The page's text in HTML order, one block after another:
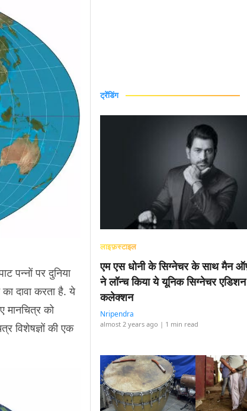
पन्नों पर दुनिया
दावा करता है. ये
मानचित्र को
विशेषज्ञों की एक
ट्रेंडिंग
लाइफ़स्टाइल
एम एस धोनी के सिग्नेचर के साथ मैन
ने लॉन्च किया ये यूनिक सिग्नेचर
कलेक्शन
Nripendra
almost 2 years ago | 1 min read